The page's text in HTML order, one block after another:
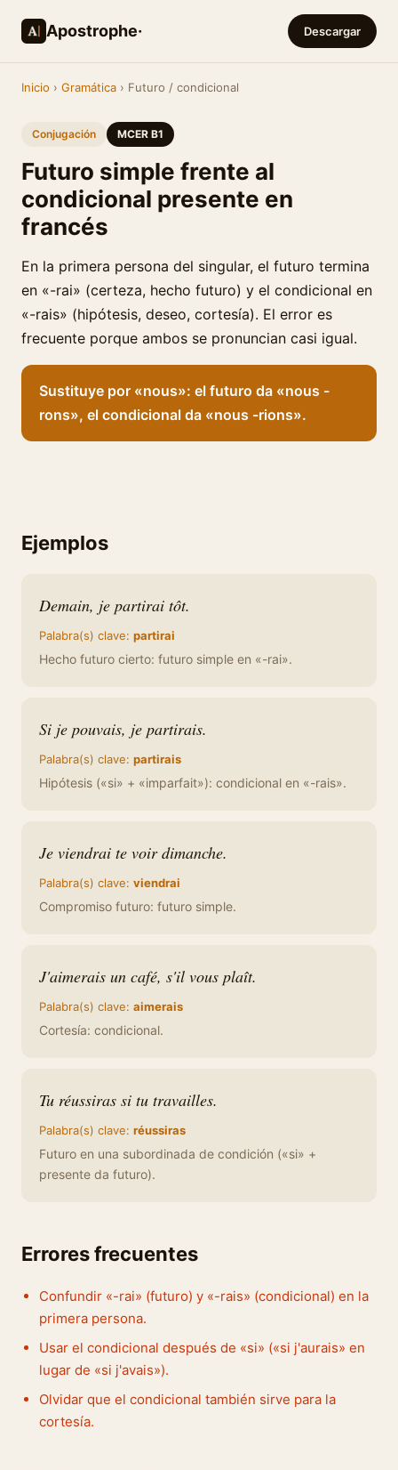
Apostrophe· Descargar
Inicio › Gramática › Futuro / condicional
Conjugación MCER B1
Futuro simple frente al
condicional presente en
francés
En la primera persona del singular, el futuro termina
en «-rai» (certeza, hecho futuro) y el condicional en
«-rais» (hipótesis, deseo, cortesía). El error es
frecuente porque ambos se pronuncian casi igual.
Sustituye por «nous»: el futuro da «nous -
rons», el condicional da «nous -rions».
Ejemplos
Demain, je partirai tôt.
Palabra(s) clave: partirai
Hecho futuro cierto: futuro simple en «-rai».
Si je pouvais, je partirais.
Palabra(s) clave: partirais
Hipótesis («si» + «imparfait»): condicional en «-rais».
Je viendrai te voir dimanche.
Palabra(s) clave: viendrai
Compromiso futuro: futuro simple.
J'aimerais un café, s'il vous plaît.
Palabra(s) clave: aimerais
Cortesía: condicional.
Tu réussiras si tu travailles.
Palabra(s) clave: réussiras
Futuro en una subordinada de condición («si» +
presente da futuro).
Errores frecuentes
Confundir «-rai» (futuro) y «-rais» (condicional) en la
primera persona.
Usar el condicional después de «si» («si j'aurais» en
lugar de «si j'avais»).
Olvidar que el condicional también sirve para la
cortesía.